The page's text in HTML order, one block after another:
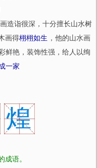
造诣很深，十分擅长山水树
画得栩栩如生 ，他的山水画
鲜艳，装饰性强，给人以绚
一家
煌
成语。